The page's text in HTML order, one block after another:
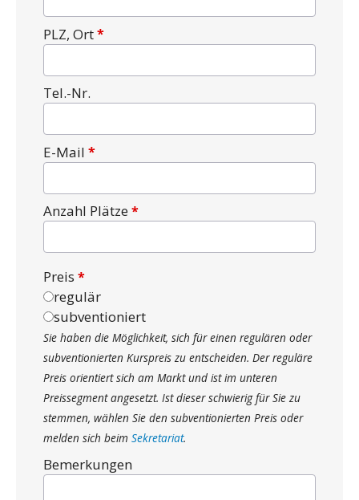
PLZ, Ort
Tel.-Nr.
E-Mail
Anzahl Plätze
Preis
regulär
subventioniert
Sie haben die Möglichkeit, sich für einen regulären oder
subventionierten Kurspreis zu entscheiden. Der reguläre
Preis orientiert sich am Markt und ist im unteren
Preissegment angesetzt. Ist dieser schwierig für Sie zu
stemmen, wählen Sie den subventionierten Preis oder
melden sich beim Sekretariat.
Bemerkungen